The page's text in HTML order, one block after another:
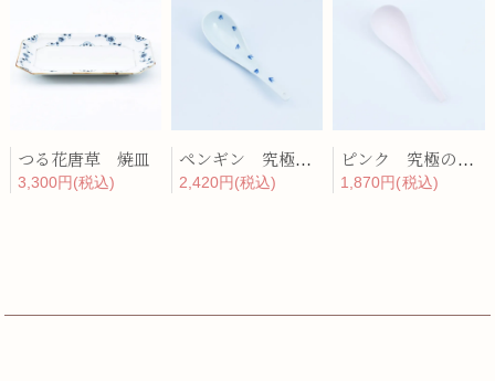
つる花唐草 焼皿
3,300円(税込)
ペンギン 究極のレンゲ
2,420円(税込)
ピンク 究極のレンゲ
1,870円(税込)